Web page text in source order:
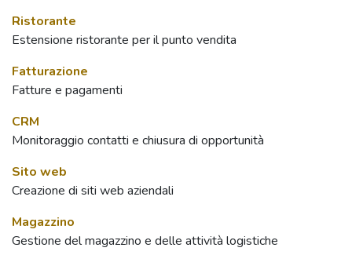
Ristorante
Estensione ristorante per il punto vendita
Fatturazione
Fatture e pagamenti
CRM
Monitoraggio contatti e chiusura di opportunità
Sito web
Creazione di siti web aziendali
Magazzino
Gestione del magazzino e delle attività logistiche